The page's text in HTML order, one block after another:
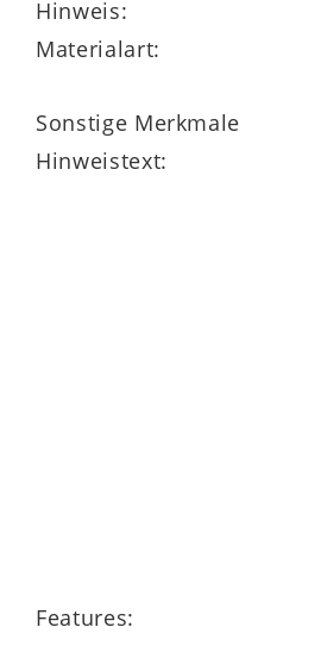
Hinweis:
Materialart:
Sonstige Merkmale
Hinweistext:
Features: